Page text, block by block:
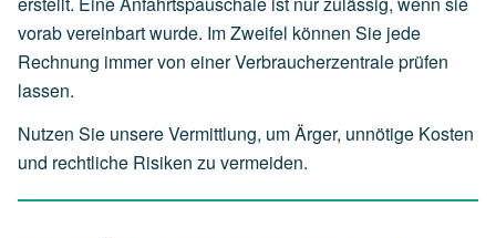
vorab vereinbart wurde. Im Zweifel können Sie jede
Rechnung immer von einer Verbraucherzentrale prüfen
lassen.
Nutzen Sie unsere Vermittlung, um Ärger, unnötige Kosten
und rechtliche Risiken zu vermeiden.